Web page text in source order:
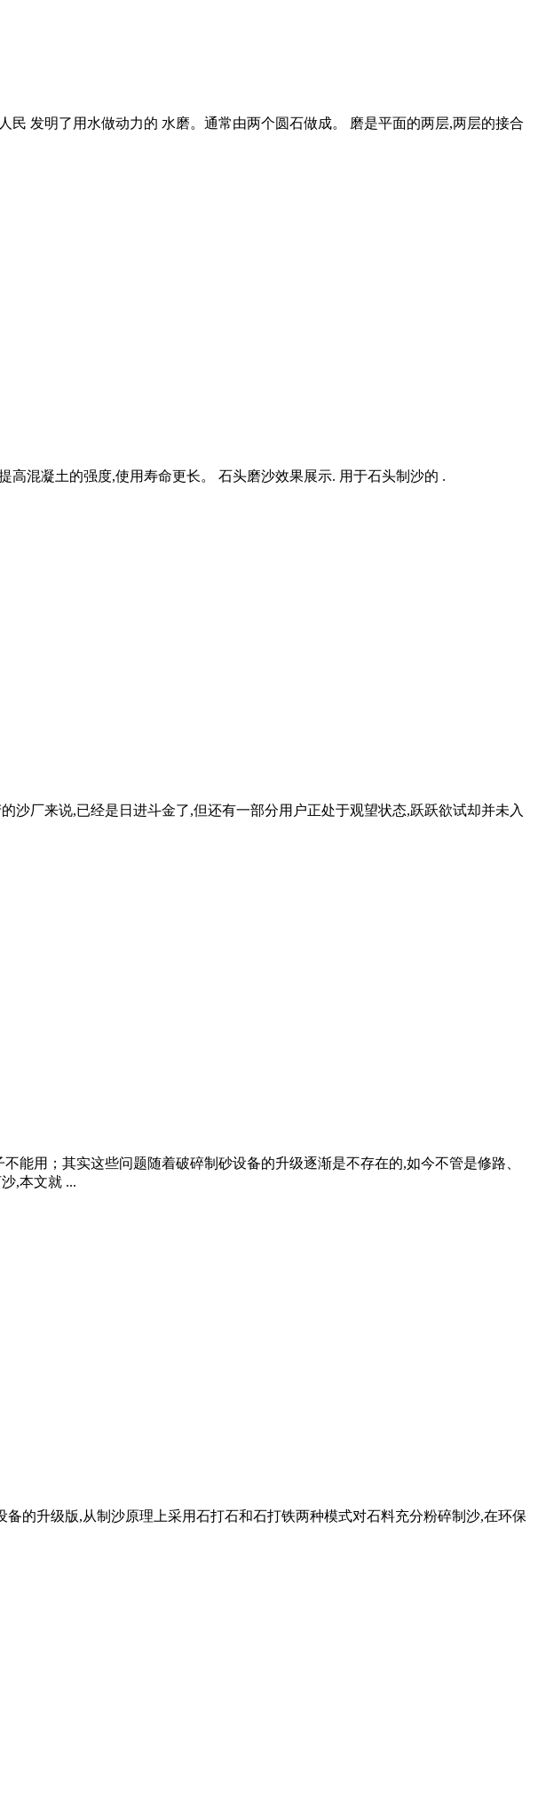
发明了用水做动力的 水磨。通常由两个圆石做成。 磨是平面的两层,两层的接合
混凝土的强度,使用寿命更长。 石头磨沙效果展示. 用于石头制沙的 .
厂来说,已经是日进斗金了,但还有一部分用户正处于观望状态,跃跃欲试却并未入
能用；其实这些问题随着破碎制砂设备的升级逐渐是不存在的,如今不管是修路、
,本文就 ...
的升级版,从制沙原理上采用石打石和石打铁两种模式对石料充分粉碎制沙,在环保